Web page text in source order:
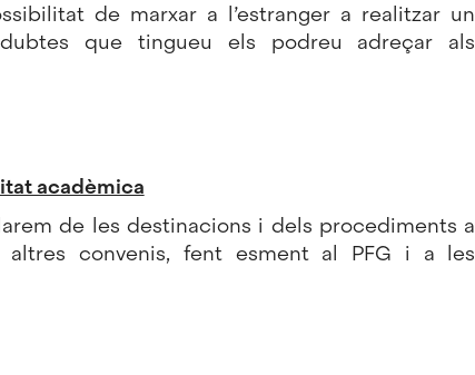
de marxar a l’estranger a realitzar un
que tingueu els podreu adreçar als
acadèmica
de les destinacions i dels procediments a
altres convenis, fent esment al PFG i a les